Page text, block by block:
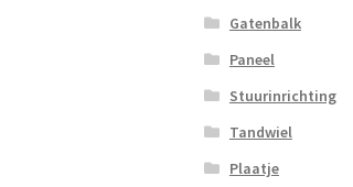
Gatenbalk
Paneel
Stuurinrichting
Tandwiel
Plaatje